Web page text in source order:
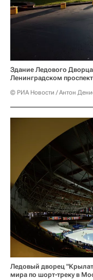
Здание Ледового
Ленинградском
© РИА Новости / Антон
Ледовый дворец
мира по шорт-треку в